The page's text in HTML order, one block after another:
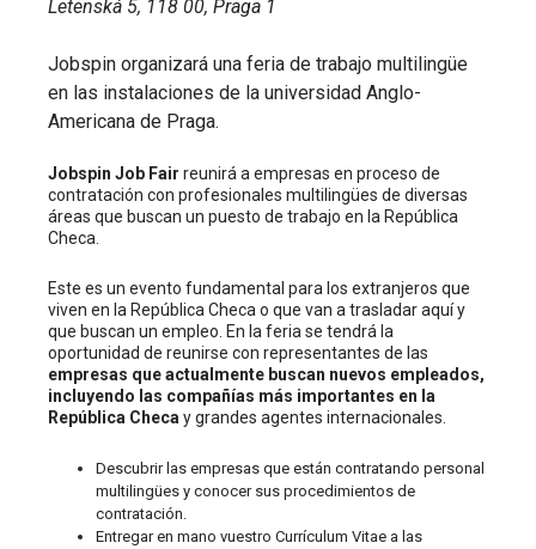
Letenská 5, 118 00, Praga 1
Jobspin organizará una feria de trabajo multilingüe
en las instalaciones de la universidad Anglo-
Americana de Praga.
Jobspin Job Fair reunirá a empresas en proceso de
contratación con profesionales multilingües de diversas
áreas que buscan un puesto de trabajo en la República
Checa.
Este es un evento fundamental para los extranjeros que
viven en la República Checa o que van a trasladar aquí y
que buscan un empleo. En la feria se tendrá la
oportunidad de reunirse con representantes de las
empresas que actualmente buscan nuevos empleados,
incluyendo las compañías más importantes en la
República Checay grandes agentes internacionales.
Descubrir las empresas que están contratando personal
multilingües y conocer sus procedimientos de
contratación.
Entregar en mano vuestro Currículum Vitae a las